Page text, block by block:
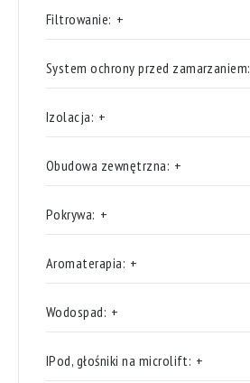
Filtrowanie: +
System ochrony przed zamarzaniem:
Izolacja: +
Obudowa zewnętrzna: +
Pokrywa: +
Aromaterapia: +
Wodospad: +
IPod, głośniki na microlift: +